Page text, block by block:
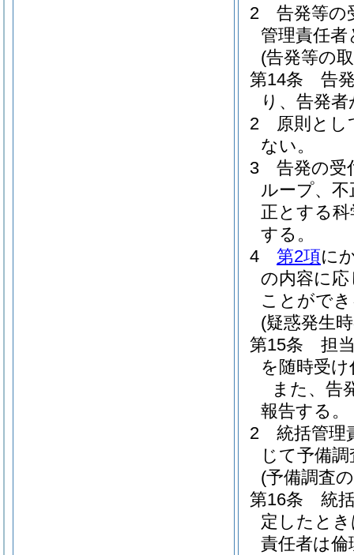
2
告発等の
管理責任者
(告発等の
第14条
告
り、告発
2
原則と
ない。
3
告発の受
ループ、
正とする
する。
4
第2項に
の内容に
ことがで
(疑惑発生
第15条
担
を随時受
また、告
報告する。
2
統括管理
じて予備
(予備調査
第16条
統
定したと
責任者は倫